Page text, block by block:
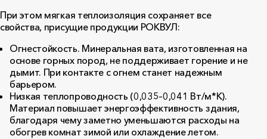
При этом мягкая теплоизоляция сохраняет все
свойства, присущие продукции РОКВУЛ:
Огнестойкость. Минеральная вата, изготовленная на
основе горных пород, не поддерживает горение и не
дымит. При контакте с огнем станет надежным
барьером.
Низкая теплопроводность (0,035–0,041 Вт/м*К).
Материал повышает энергоэффективность здания,
благодаря чему заметно уменьшаются расходы на
обогрев комнат зимой или охлаждение летом.